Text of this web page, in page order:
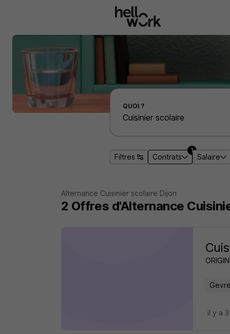
Effectuer une recherche d'emploi par localité
QUOI ?
Filtres Contrats
1
Salaire
Alternance Cuisinier scolaire Dijon
2 Offres d'Alternance
il y a